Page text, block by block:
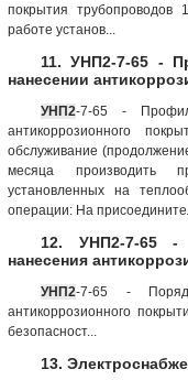
покрытия трубопроводов
работе установ...
11. УНП2-7-65 -
нанесении
УНП2-7-65 -
антикоррозионного
обслуживание
месяца производить
установленных на
операции: На
12. УНП2-7-65 -
нанесения
УНП2-7-65 -
антикоррозионного
безопасност...
13.